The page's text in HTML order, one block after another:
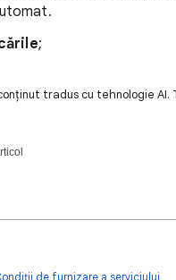
;
tradus cu tehnologie AI.
de furnizare a serviciului